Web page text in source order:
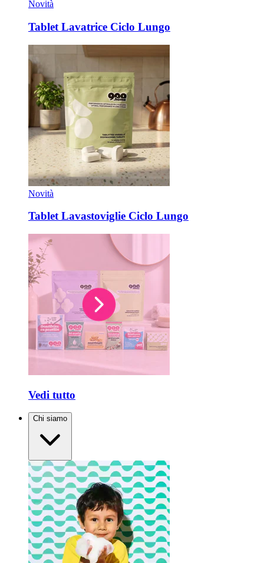
Novità
Tablet Lavatrice Ciclo Lungo
Novità
Tablet Lavastoviglie Ciclo Lungo
Vedi tutto
Chi siamo